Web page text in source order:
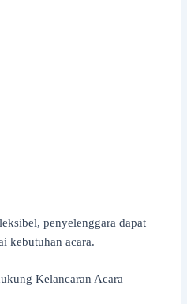
penyelenggara dapat
kebutuhan acara.
Kelancaran Acara